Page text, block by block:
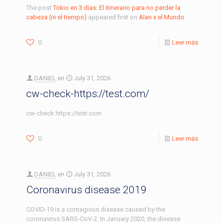
The postTokio en 3 días: El itinerario para no perder la
cabeza (ni el tiempo) appeared first on Alan x el Mundo
0 Leer más
DANIEL en July 31, 2026
cw-check-https://test.com/
cw-check https://test.com
0 Leer más
DANIEL en July 31, 2026
Coronavirus disease 2019
COVID-19 is a contagious disease caused by the
coronavirus SARS-CoV-2. In January 2020, the disease